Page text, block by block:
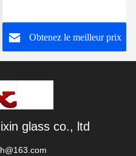
matériel
Obtenez le meilleur prix
glass co., ltd